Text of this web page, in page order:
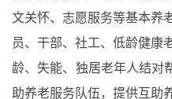
文关怀、志愿服务等基本养
员、干部、社工、低龄健康
龄、失能、独居老年人结对
助养老服务队伍，提供互助